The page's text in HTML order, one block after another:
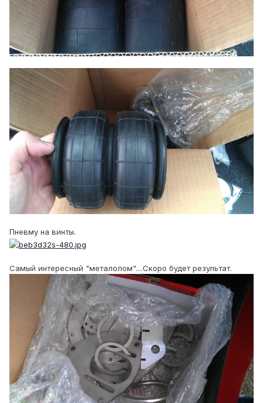
Пневму на винты.
Самый интересный "металолом"....Скоро будет результат.